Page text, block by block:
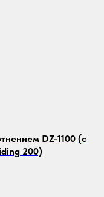
DZ-1100 (с
200)